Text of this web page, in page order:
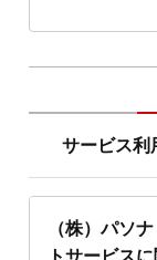
サービス利
（株）パ
トサービス